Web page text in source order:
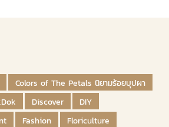
Colors of The Petals นิยามร้อยบุปผา
Discover
DIY
Fashion
Floriculture